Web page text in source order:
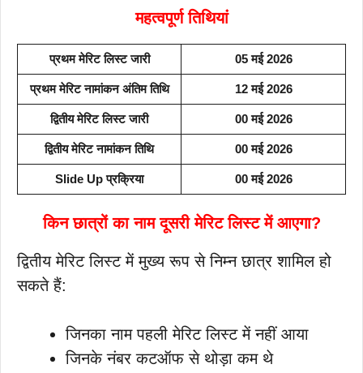
महत्वपूर्ण तिथियां
प्रथम मेरिट लिस्ट जारी 05 मई 2026
प्रथम मेरिट नामांकन अंतिम तिथि 12 मई 2026
द्वितीय मेरिट लिस्ट जारी 00 मई 2026
द्वितीय मेरिट नामांकन तिथि 00 मई 2026
Slide Up प्रक्रिया 00 मई 2026
किन छात्रों का नाम दूसरी मेरिट लिस्ट में आएगा?
द्वितीय मेरिट लिस्ट में मुख्य रूप से निम्न छात्र शामिल हो
सकते हैं:
जिनका नाम पहली मेरिट लिस्ट में नहीं आया
जिनके नंबर कटऑफ से थोड़ा कम थे